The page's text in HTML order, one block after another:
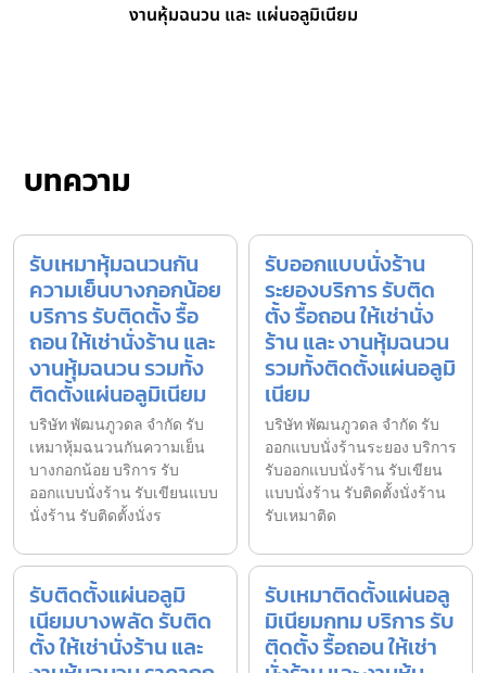
งานหุ้มฉนวน และ แผ่นอลูมิเนียม
บทความ
รับเหมาหุ้มฉนวนกัน
ความเย็นบางกอกน้อย
บริการ รับติดตั้ง รื้อ
ถอน ให้เช่านั่งร้าน และ
งานหุ้มฉนวน รวมทั้ง
ติดตั้งแผ่นอลูมิเนียม
บริษัท พัฒนภูวดล จำกัด รับ
เหมาหุ้มฉนวนกันความเย็น
บางกอกน้อย บริการ รับ
ออกแบบนั่งร้าน รับเขียนแบบ
นั่งร้าน รับติดตั้งนั่งร
รับออกแบบนั่งร้าน
ระยองบริการ รับติด
ตั้ง รื้อถอน ให้เช่านั่ง
ร้าน และ งานหุ้มฉนวน
รวมทั้งติดตั้งแผ่นอลูมิ
เนียม
บริษัท พัฒนภูวดล จำกัด รับ
ออกแบบนั่งร้านระยอง บริการ
รับออกแบบนั่งร้าน รับเขียน
แบบนั่งร้าน รับติดตั้งนั่งร้าน
รับเหมาติด
รับติดตั้งแผ่นอลูมิ
เนียมบางพลัด รับติด
ตั้ง ให้เช่านั่งร้าน และ
รับเหมาติดตั้งแผ่นอลู
มิเนียมกทม บริการ รับ
ติดตั้ง รื้อถอน ให้เช่า